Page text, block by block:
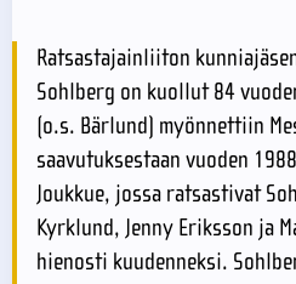
Ratsastajainliiton
Sohlberg on kuollut 84
(o.s. Bärlund) myönnettiin
saavutuksestaan vuoden
Joukkue, jossa ratsastivat
Kyrklund, Jenny Eriksson ja
hienosti kuudenneksi.